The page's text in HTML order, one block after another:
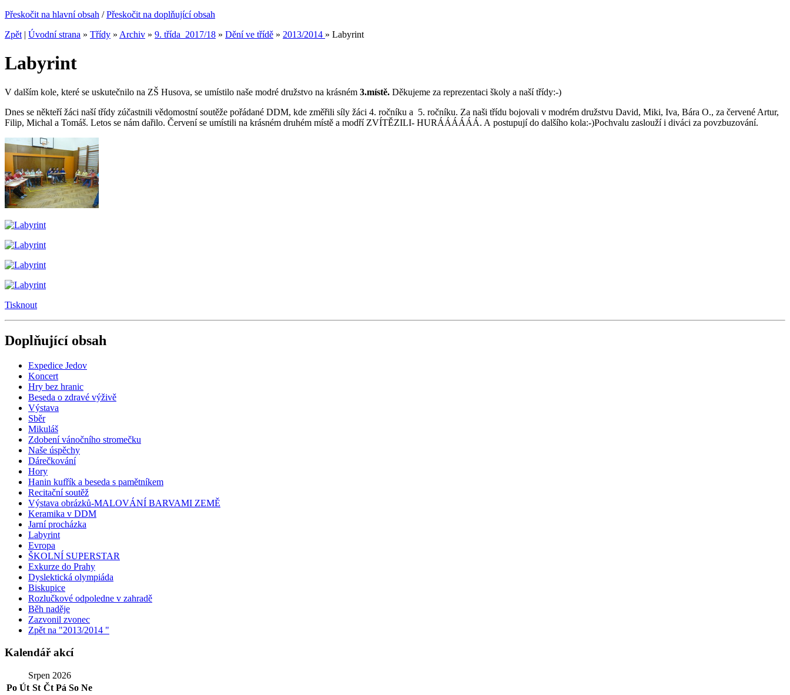
Přeskočit na hlavní obsah /Přeskočit na doplňující obsah
Zpět | Úvodní strana » Třídy » Archiv » 9. třída_2017/18 » Dění ve třídě » 2013/2014 » Labyrint
Labyrint
V dalším kole, které se uskutečnilo na ZŠ Husova, se umístilo naše modré družstvo na krásném 3.místě. Děkujeme za reprezentaci školy a naší třídy:-)
Dnes se někteří žáci naší třídy zúčastnili vědomostní soutěže pořádané DDM, kde změřili síly žáci 4. ročníku a 5. ročníku. Za naši třídu bojovali v modrém družstvu David, Miki, Iva, Bára O., za červené Artur,
Filip, Michal a Tomáš. Letos se nám dařilo. Červení se umístili na krásném druhém místě a modří ZVÍTĚZILI- HURÁÁÁÁÁÁ. A postupují do dalšího kola:-)Pochvalu zaslouží i diváci za povzbuzování.
Tisknout
Doplňující obsah
Expedice Jedov
Koncert
Hry bez hranic
Beseda o zdravé výživě
Výstava
Sběr
Mikuláš
Zdobení vánočního stromečku
Naše úspěchy
Dárečkování
Hory
Hanin kufřík a beseda s pamětníkem
Recitační soutěž
Výstava obrázků-MALOVÁNÍ BARVAMI ZEMĚ
Keramika v DDM
Jarní procházka
Labyrint
Evropa
ŠKOLNÍ SUPERSTAR
Exkurze do Prahy
Dyslektická olympiáda
Biskupice
Rozlučkové odpoledne v zahradě
Běh naděje
Zazvonil zvonec
Zpět na "2013/2014 "
Kalendář akcí
Srpen 2026
Po Út St Čt Pá So Ne